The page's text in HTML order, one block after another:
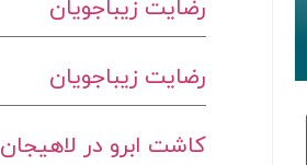
رضایت زیباجویان
کاشت ابرو در لاهیجان